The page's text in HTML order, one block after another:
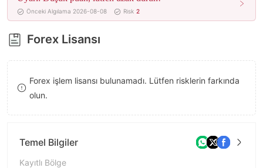
5
6
7
8
9
Önceki Algılama 2026-08-08 Risk 2
Forex Lisansı
Forex işlem lisansı bulunamadı. Lütfen risklerin farkında
olun.
Temel Bilgiler
Kayıtlı Bölge